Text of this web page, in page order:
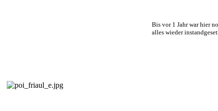
Bis vor 1 Jahr war hier
alles wieder